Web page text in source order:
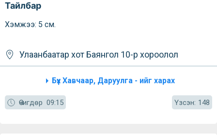
Тайлбар
Хэмжээ: 5 см.
Улаанбаатар хот Баянгол 10-р хороолол
Бүх Хавчаар, Даруулга - ийг харах
Өчигдөр 09:15 Үзсэн: 148